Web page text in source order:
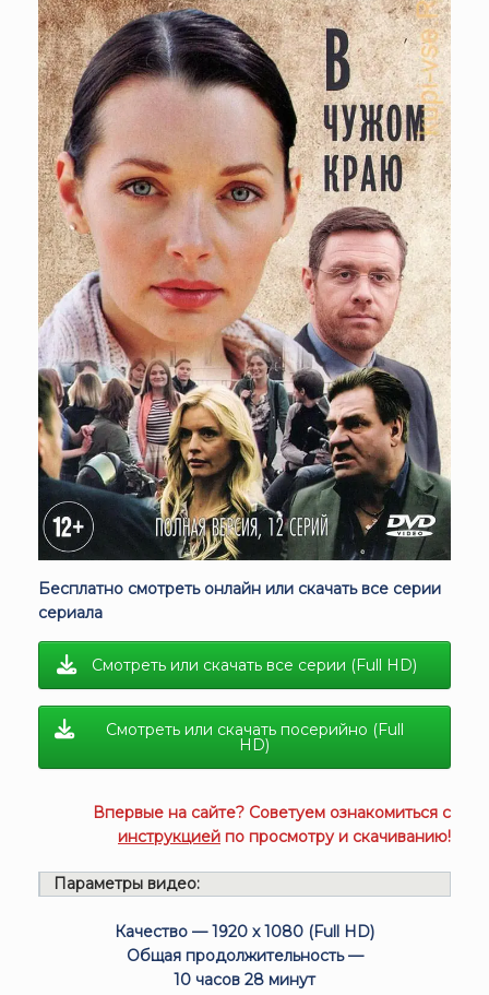
Бесплатно смотреть онлайн или скачать все серии
сериала
Смотреть или скачать все серии (Full HD)
Смотреть или скачать посерийно (Full
HD)
Впервые на сайте? Советуем ознакомиться с
инструкцией по просмотру и скачиванию!
Параметры видео:
Качество — 1920 x 1080 (Full HD)
Общая продолжительность —
10 часов 28 минут